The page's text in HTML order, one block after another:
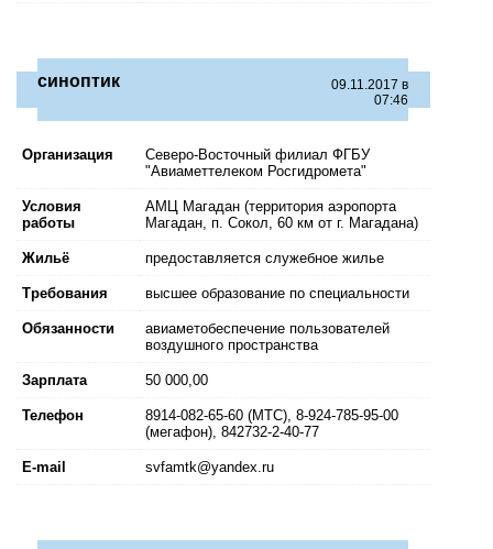
синоптик
09.11.2017 в
07:46
Организация
Северо-Восточный филиал ФГБУ
"Авиаметтелеком Росгидромета"
Условия
работы
АМЦ Магадан (территория аэропорта
Магадан, п. Сокол, 60 км от г. Магадана)
Жильё предоставляется служебное жилье
Требования высшее образование по специальности
Обязанности
авиаметобеспечение пользователей
воздушного пространства
Зарплата 50 000,00
Телефон
8914-082-65-60 (МТС), 8-924-785-95-00
(мегафон), 842732-2-40-77
E-mail svfamtk@yandex.ru